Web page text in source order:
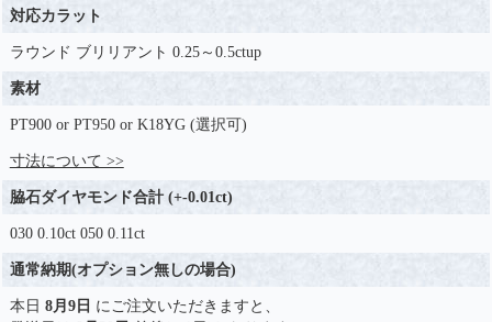
対応カラット
ラウンド ブリリアント 0.25～0.5ctup
素材
PT900 or PT950 or K18YG (選択可)
寸法について >>
脇石ダイヤモンド合計 (+-0.01ct)
030 0.10ct 050 0.11ct
通常納期(オプション無しの場合)
本日 8月9日 にご注文いただきますと、